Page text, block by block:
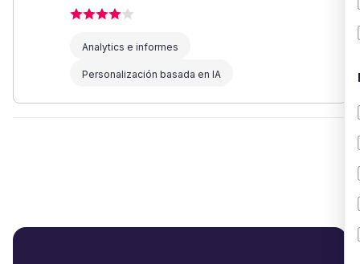
Analytics e informes
Personalización basada en IA